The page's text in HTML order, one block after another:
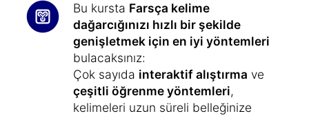
Bu kursta Farsça kelime
dağarcığınızı hızlı bir şekilde
genişletmek için en iyi yöntemleri
bulacaksınız:
Çok sayıda interaktif alıştırma ve
çeşitli öğrenme yöntemleri,
kelimeleri uzun süreli belleğinize